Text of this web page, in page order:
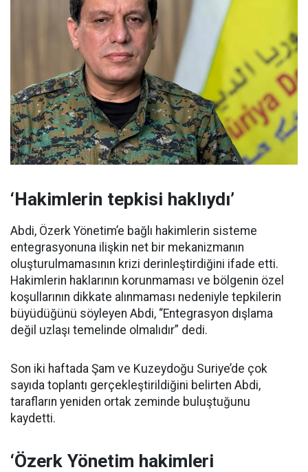
‘Hakimlerin tepkisi haklıydı’
Abdi, Özerk Yönetim’e bağlı hakimlerin sisteme
entegrasyonuna ilişkin net bir mekanizmanın
oluşturulmamasının krizi derinleştirdiğini ifade etti.
Hakimlerin haklarının korunmaması ve bölgenin özel
koşullarının dikkate alınmaması nedeniyle tepkilerin
büyüdüğünü söyleyen Abdi, “Entegrasyon dışlama
değil uzlaşı temelinde olmalıdır” dedi.
Son iki haftada Şam ve Kuzeydoğu Suriye’de çok
sayıda toplantı gerçekleştirildiğini belirten Abdi,
tarafların yeniden ortak zeminde buluştuğunu
kaydetti.
‘Özerk Yönetim hakimleri